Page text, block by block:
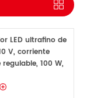
LED ultrafino de
V, corriente
100 W,